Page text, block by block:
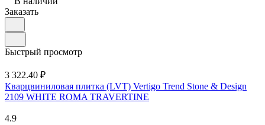
Заказать
Быстрый просмотр
3 322.40 ₽
Кварцвиниловая плитка (LVT) Vertigo Trend Stone & Design
2109 WHITE ROMA TRAVERTINE
4.9